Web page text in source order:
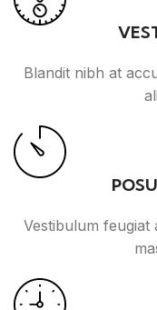
Blandit nibh at
Vestibulum feugiat